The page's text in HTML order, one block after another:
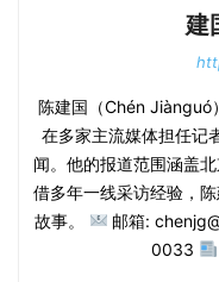
建
陈建国（Chén Jiànguó
在多家主流媒体担任记
闻。他的报道范围涵盖
借多年一线采访经验，
故事。
邮箱:
0033